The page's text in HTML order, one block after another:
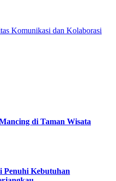
Komunikasi dan Kolaborasi
di Taman Wisata
Penuhi Kebutuhan